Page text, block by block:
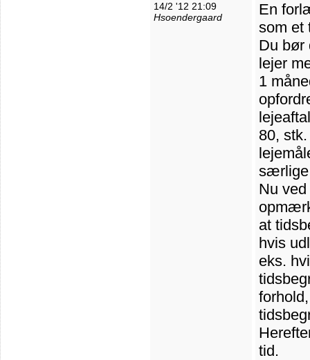
14/2 '12 21:09
Hsoendergaard
En
som et
Du
lejer
1
80,
særlige
Nu
at
hvis
eks.
tid.